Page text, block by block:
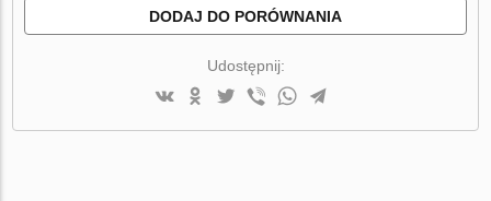
DODAJ DO PORÓWNANIA
Udostępnij: